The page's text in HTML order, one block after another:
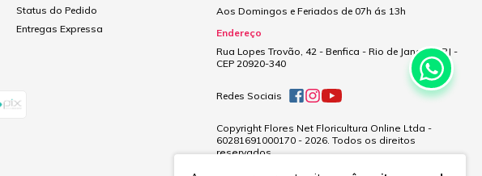
Status do Pedido
Entregas Expressa
Aos Domingos e Feriados de 07h ás 13h
Endereço
Rua Lopes Trovão, 42 - Benfica - Rio de Janeiro - RJ -
CEP 20920-340
Redes Sociais
Copyright Flores Net Floricultura Online Ltda -
60281691000170 - 2026. Todos os direitos
reservados.